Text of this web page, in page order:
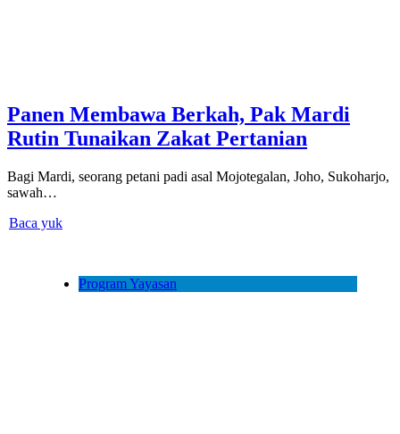
Panen Membawa Berkah, Pak Mardi
Rutin Tunaikan Zakat Pertanian
Bagi Mardi, seorang petani padi asal Mojotegalan, Joho, Sukoharjo,
sawah…
Baca yuk
Program Yayasan